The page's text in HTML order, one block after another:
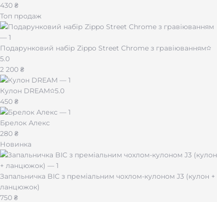
430 ₴
Топ продаж
Подарунковий набір Zippo Street Chrome з гравіюванням
5.0
2 200 ₴
Кулон DREAM
5.0
450 ₴
Брелок Алекс
280 ₴
Новинка
Запальничка BIC з преміальним чохлом-кулоном J3 (кулон +
ланцюжок)
750 ₴